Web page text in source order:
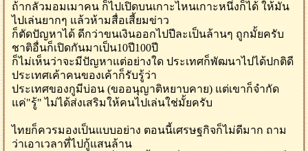
ถ้ากลัวมอมเมาคน ก็ไปเปิดบนเกาะไหนเกาะหนึ่งก็ได้ ให้มัน
ไปเล่นยากๆ แล้วห้ามสื่อเสี้ยมข่าว
ก็ตัดปัญหาได้ ดีกว่าขนเงินออกไปปีละเป็นล้านๆ ถูกมั้ยครับ
ชาติอื่นก็เปิดกันมาเป็น10ปี100ปี
ก็ไม่เห็นว่าจะมีปัญหาแต่อย่างใด ประเทศก็พัฒนาไปได้ปกติดี
ประเทศเค้าคนของเค้าก็รับรู้ว่า
ประเทศของกูมีบ่อน (ขออนุญาติหยาบคาย) แต่เขาก็จำกัด
แค่"รู้" ไม่ได้ส่งเสริมให้คนไปเล่นใช่มั้ยครับ
ไทยก็ควรมองเป็นแบบอย่าง ตอนนี้เศรษฐกิจก็ไม่ดีมาก ถาม
ว่าเอาเวลาที่ไปกู้แสนล้าน